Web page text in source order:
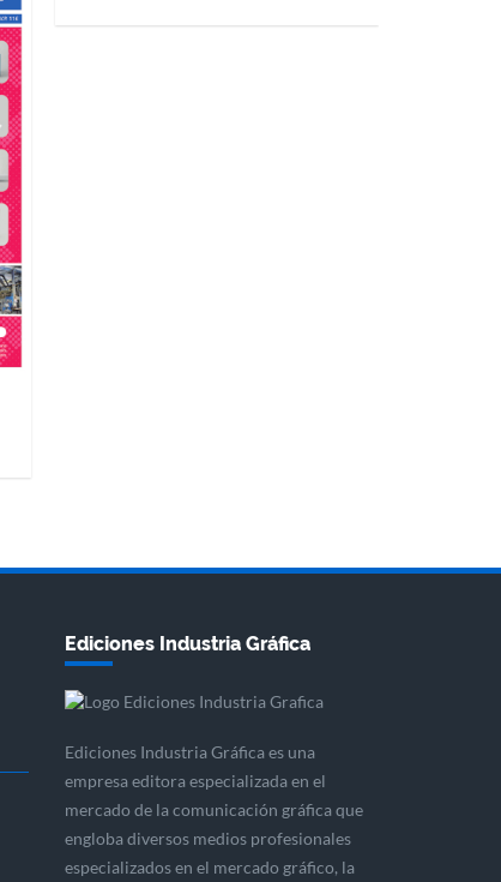
Ediciones Industria Gráfica
Ediciones Industria Gráfica es una
empresa editora especializada en el
mercado de la comunicación gráfica que
engloba diversos medios profesionales
especializados en el mercado gráfico, la